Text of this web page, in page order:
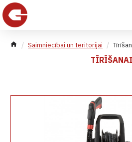
Saimniecībai un teritorijai
TĪRĪŠANAI